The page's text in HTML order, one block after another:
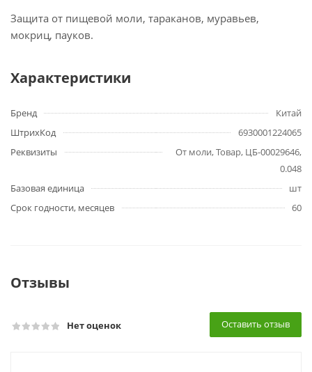
Защита от пищевой моли, тараканов, муравьев,
мокриц, пауков.
Характеристики
Бренд
Китай
ШтрихКод
6930001224065
Реквизиты
От моли, Товар, ЦБ-00029646,
0.048
Базовая единица
шт
Срок годности, месяцев
60
Отзывы
Нет оценок Оставить отзыв